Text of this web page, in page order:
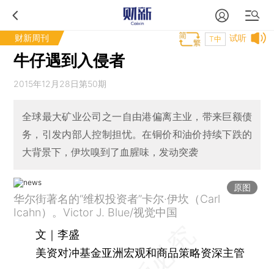
财新周刊 试听
T中
牛仔遇到入侵者
2015年12月28日第50期
全球最大矿业公司之一自由港偏离主业，带来巨额债
务，引发内部人控制担忧。在铜价和油价持续下跌的
大背景下，伊坎嗅到了血腥味，发动突袭
原图
华尔街著名的“维权投资者”卡尔·伊坎（Carl
Icahn）。Victor J. Blue/视觉中国
文｜李盛
美资对冲基金亚洲宏观和商品策略资深主管